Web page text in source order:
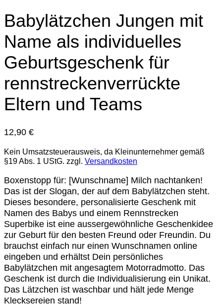
Babylätzchen Jungen mit
Name als individuelles
Geburtsgeschenk für
rennstreckenverrückte
Eltern und Teams
12,90 €
Kein Umsatzsteuerausweis, da Kleinunternehmer gemäß
§19 Abs. 1 UStG. zzgl. Versandkosten
Boxenstopp für: [Wunschname] Milch nachtanken!
Das ist der Slogan, der auf dem Babylätzchen steht.
Dieses besondere, personalisierte Geschenk mit
Namen des Babys und einem Rennstrecken
Superbike ist eine aussergewöhnliche Geschenkidee
zur Geburt für den besten Freund oder Freundin. Du
brauchst einfach nur einen Wunschnamen online
eingeben und erhältst Dein persönliches
Babylätzchen mit angesagtem Motorradmotto. Das
Geschenk ist durch die Individualisierung ein Unikat.
Das Lätzchen ist waschbar und hält jede Menge
Klecksereien stand!